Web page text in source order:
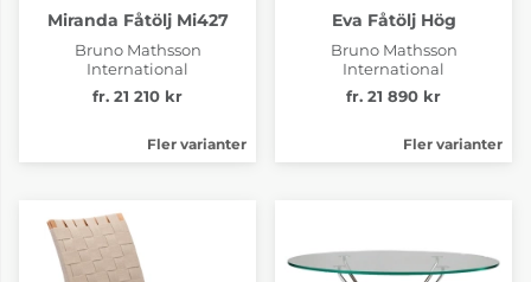
Miranda Fåtölj Mi427
Bruno Mathsson
International
fr. 21 210 kr
Fler varianter
Eva Fåtölj Hög
Bruno Mathsson
International
fr. 21 890 kr
Fler varianter